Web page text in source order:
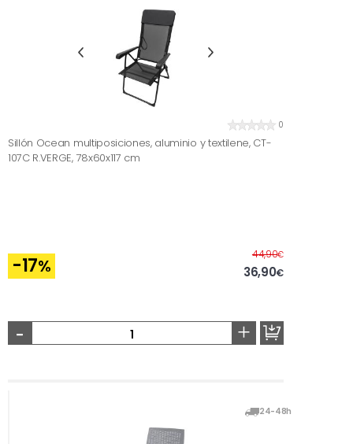
0
Sillón Ocean multiposiciones, aluminio y textilene, CT-
107C R.VERGE, 78x60x117 cm
-17%
44,90€Before
36,90€
- +
24-48h